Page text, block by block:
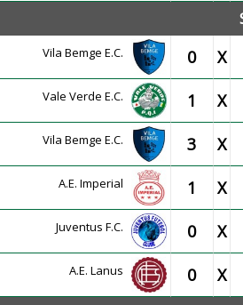
Vila Bemge E.C. 0 X
Vale Verde E.C. 1 X
Vila Bemge E.C. 3 X
A.E. Imperial 1 X
Juventus F.C. 0 X
A.E. Lanus 0 X